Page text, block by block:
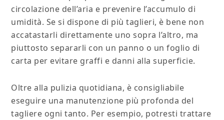
circolazione dell’aria e prevenire l’accumulo di
umidità. Se si dispone di più taglieri, è bene non
accatastarli direttamente uno sopra l’altro, ma
piuttosto separarli con un panno o un foglio di
carta per evitare graffi e danni alla superficie.
Oltre alla pulizia quotidiana, è consigliabile
eseguire una manutenzione più profonda del
tagliere ogni tanto. Per esempio, potresti trattare